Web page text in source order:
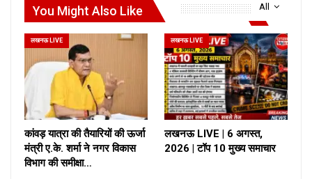
All
You Might Also Like
लखनऊ LIVE
कांवड़ यात्रा की तैयारियों की ऊर्जा
मंत्री ए.के. शर्मा ने नगर विकास
विभाग की समीक्षा…
लखनऊ LIVE
लखनऊ LIVE | 6 अगस्त,
2026 | टॉप 10 मुख्य समाचार